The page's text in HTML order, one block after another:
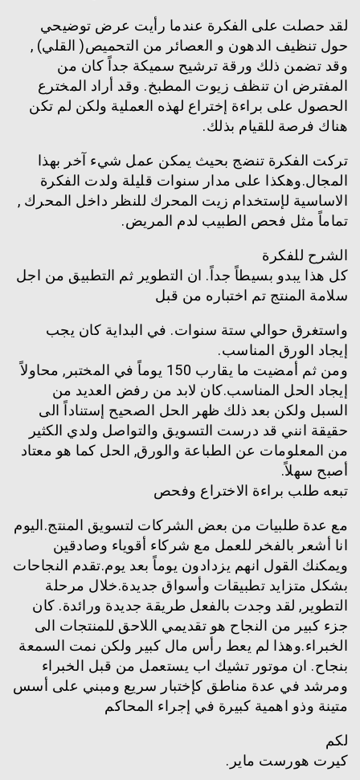
لقد حصلت على الفكرة عندما رأيت عرض توضيحي
حول تنظيف الدهون و العصائر من التحميص( القلي) ,
وقد تضمن ذلك ورقة ترشيح سميكة جداً كان من
المفترض ان تنظف زيوت المطبخ. وقد أراد المخترع
الحصول على براءة إختراع لهذه العملية ولكن لم تكن
هناك فرصة للقيام بذلك.
تركت الفكرة تنضج بحيث يمكن عمل شيء آخر بهذا
المجال.وهكذا على مدار سنوات قليلة ولدت الفكرة
الاساسية لإستخدام زيت المحرك للنظر داخل المحرك ,
تماماً مثل فحص الطبيب لدم المريض.
الشرح للفكرة
كل هذا يبدو بسيطاً جداً. ان التطوير ثم التطبيق من اجل
سلامة المنتج تم اختباره من قبل
واستغرق حوالي ستة سنوات. في البداية كان يجب
إيجاد الورق المناسب.
ومن ثم أمضيت ما يقارب 150 يوماً في المختبر, محاولاً
إيجاد الحل المناسب.كان لابد من رفض العديد من
السبل ولكن بعد ذلك ظهر الحل الصحيح إستناداً الى
حقيقة انني قد درست التسويق والتواصل ولدي الكثير
من المعلومات عن الطباعة والورق, الحل كما هو معتاد
أصبح سهلاً.
تبعه طلب براءة الاختراع وفحص
مع عدة طلبيات من بعض الشركات لتسويق المنتج.اليوم
انا أشعر بالفخر للعمل مع شركاء أقوياء وصادقين
ويمكنك القول انهم يزدادون يوماً بعد يوم.تقدم النجاحات
بشكل متزايد تطبيقات وأسواق جديدة.خلال مرحلة
التطوير, لقد وجدت بالفعل طريقة جديدة ورائدة. كان
جزء كبير من النجاح هو تقديمي اللاحق للمنتجات الى
الخبراء.وهذا لم يعط رأس مال كبير ولكن نمت السمعة
بنجاح. ان موتور تشيك اب يستعمل من قبل الخبراء
ومرشد في عدة مناطق كإختبار سريع ومبني على أسس
متينة وذو اهمية كبيرة في إجراء المحاكم
لكم
كيرت هورست ماير.